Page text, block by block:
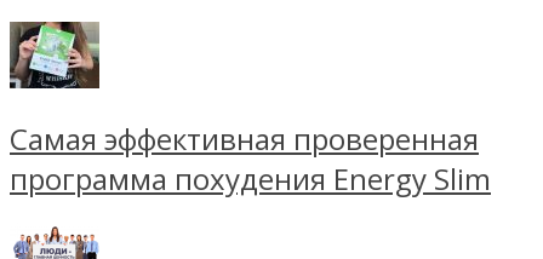
Самая эффективная проверенная
программа похудения Energy Slim